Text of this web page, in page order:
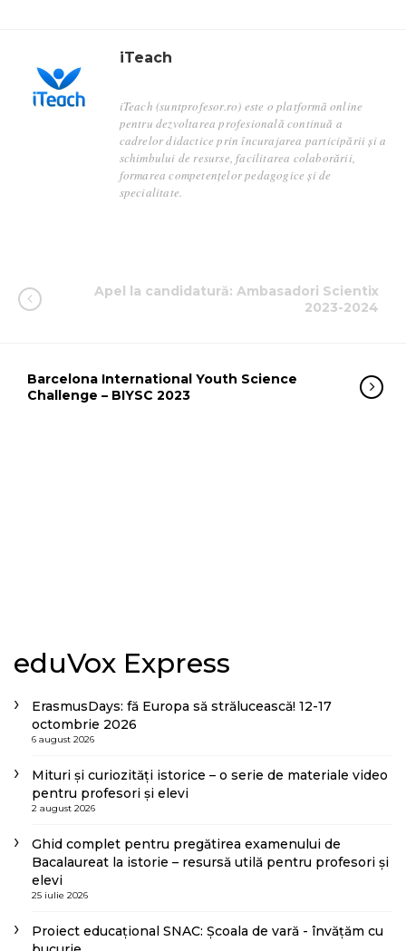
iTeach
iTeach (suntprofesor.ro) este o platformă online
pentru dezvoltarea profesională continuă a
cadrelor didactice prin încurajarea participării și a
schimbului de resurse, facilitarea colaborării,
formarea competențelor pedagogice și de
specialitate.
Apel la candidatură: Ambasadori Scientix
2023-2024
Barcelona International Youth Science
Challenge – BIYSC 2023
eduVox Express
ErasmusDays: fă Europa să strălucească! 12-17
octombrie 2026
6 august 2026
Mituri și curiozități istorice – o serie de materiale video
pentru profesori și elevi
2 august 2026
Ghid complet pentru pregătirea examenului de
Bacalaureat la istorie – resursă utilă pentru profesori și
elevi
25 iulie 2026
Proiect educațional SNAC: Școala de vară - învățăm cu